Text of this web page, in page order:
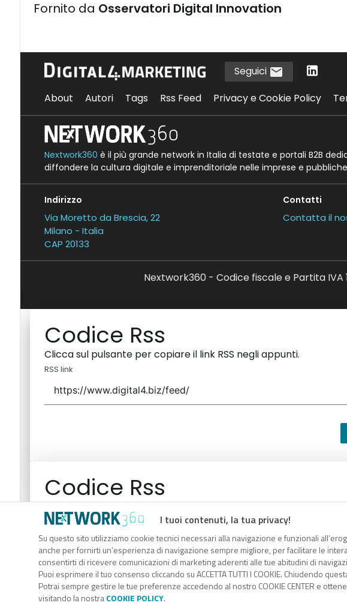
Fornito da Osservatori Digital Innovation
I tuoi contenuti, la tua privacy!
Su questo sito utilizziamo cookie tecnici necessari alla navigazione e funzionali
anche per fornirti un’esperienza di navigazione sempre migliore, per facilitare le
consentirti di ricevere comunicazioni di marketing aderenti alle tue abitudini di
Puoi esprimere il tuo consenso cliccando su ACCETTA TUTTI I COOKIE. Chiudendo
Potrai sempre gestire le tue preferenze accedendo al nostro COOKIE CENTER e
visitando la nostraCOOKIE POLICY.
Seguici
About
Autori Tags Rss Feed Privacy e Cookie Policy
Nextwork360 è il più grande network in Italia di testate e portali B2B
diffondere la cultura digitale e imprenditoriale nelle imprese e
Indirizzo
Via Moretto da Brescia, 22
Milano - Italia
CAP 20133
Contatti
Contatta il
Nextwork360 - Codice fiscale e Partita IVA
Codice Rss
Clicca sul pulsante per copiare il link RSS negli appunti.
RSS link
Codice Rss
Clicca sul pulsante per copiare il link RSS negli appunti.
RSS link